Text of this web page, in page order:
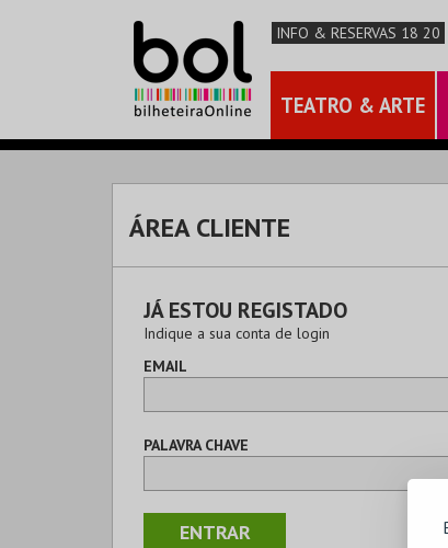
INFO & RESERVAS 18 20
TEATRO & ARTE
ÁREA CLIENTE
JÁ ESTOU REGISTADO
Indique a sua conta de login
EMAIL
PALAVRA CHAVE